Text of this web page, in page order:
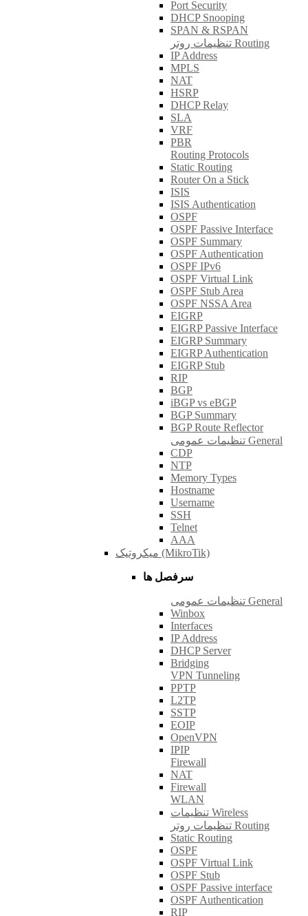
Port Security
DHCP Snooping
SPAN & RSPAN
تنظیمات روتر Routing
IP Address
MPLS
NAT
HSRP
DHCP Relay
SLA
VRF
PBR
Routing Protocols
Static Routing
Router On a Stick
ISIS
ISIS Authentication
OSPF
OSPF Passive Interface
OSPF Summary
OSPF Authentication
OSPF IPv6
OSPF Virtual Link
OSPF Stub Area
OSPF NSSA Area
EIGRP
EIGRP Passive Interface
EIGRP Summary
EIGRP Authentication
EIGRP Stub
RIP
BGP
iBGP vs eBGP
BGP Summary
BGP Route Reflector
تنظیمات عمومی General
CDP
NTP
Memory Types
Hostname
Username
SSH
Telnet
AAA
میکروتیک (MikroTik)
سرفصل ها
تنظیمات عمومی General
Winbox
Interfaces
IP Address
DHCP Server
Bridging
VPN Tunneling
PPTP
L2TP
SSTP
EOIP
OpenVPN
IPIP
Firewall
NAT
Firewall
WLAN
تنظیمات Wireless
تنظیمات روتر Routing
Static Routing
OSPF
OSPF Virtual Link
OSPF Stub
OSPF Passive interface
OSPF Authentication
RIP